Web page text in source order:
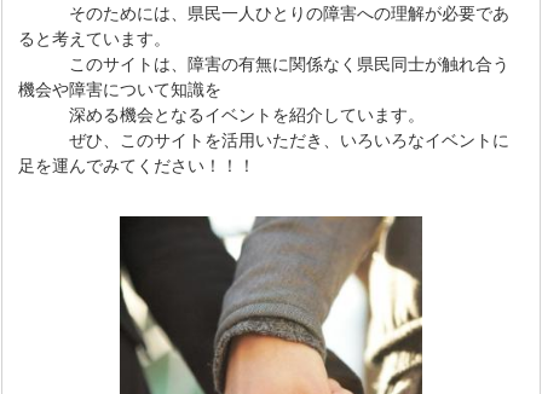
そのためには、県民一人ひとりの障害への理解が必要であ
ると考えています。
このサイトは、障害の有無に関係なく県民同士が触れ合う
機会や障害について知識を
深める機会となるイベントを紹介しています。
ぜひ、このサイトを活用いただき、いろいろなイベントに
足を運んでみてください！！！